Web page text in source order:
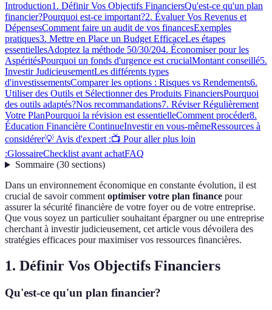
Introduction1. Définir Vos Objectifs FinanciersQu'est-ce qu'un plan
financier?Pourquoi est-ce important?2. Évaluer Vos Revenus et
DépensesComment faire un audit de vos financesExemples
pratiques3. Mettre en Place un Budget EfficaceLes étapes
essentiellesAdoptez la méthode 50/30/204. Économiser pour les
AspéritésPourquoi un fonds d'urgence est crucialMontant conseillé5.
Investir JudicieusementLes différents types
d'investissementsComparer les options : Risques vs Rendements6.
Utiliser des Outils et Sélectionner des Produits FinanciersPourquoi
des outils adaptés?Nos recommandations7. Réviser Régulièrement
Votre PlanPourquoi la révision est essentielleComment procéder8.
Éducation Financière ContinueInvestir en vous-mêmeRessources à
considérer💡 Avis d'expert :📺 Pour aller plus loin
:GlossaireChecklist avant achatFAQ
Sommaire(30 sections)
Dans un environnement économique en constante évolution, il est
crucial de savoir commentoptimiser votre plan finance pour
assurer la sécurité financière de votre foyer ou de votre entreprise.
Que vous soyez un particulier souhaitant épargner ou une entreprise
cherchant à investir judicieusement, cet article vous dévoilera des
stratégies efficaces pour maximiser vos ressources financières.
1. Définir Vos Objectifs Financiers
Qu'est-ce qu'un plan financier?